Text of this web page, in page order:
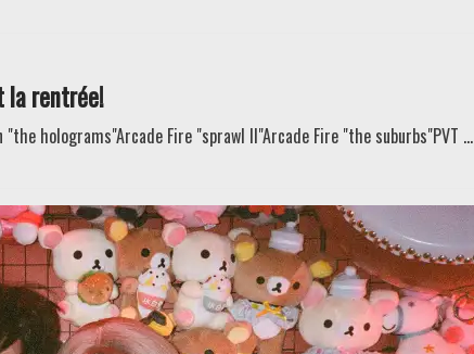
la rentrée!
holograms"Arcade Fire "sprawl II"Arcade Fire "the suburbs"PVT ...